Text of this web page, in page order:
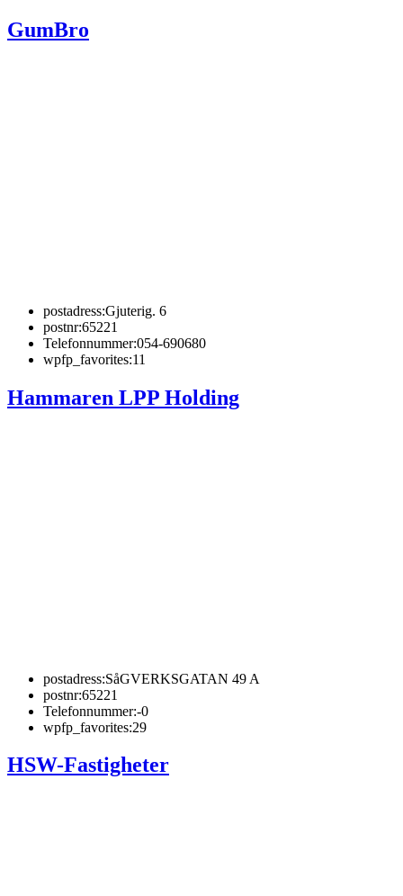
GumBro
postadress:Gjuterig. 6
postnr:65221
Telefonnummer:054-690680
wpfp_favorites:11
Hammaren LPP Holding
postadress:SåGVERKSGATAN 49 A
postnr:65221
Telefonnummer:-0
wpfp_favorites:29
HSW-Fastigheter